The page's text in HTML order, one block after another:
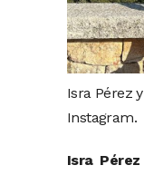
Isra Pérez
Instagram.
Isra Pérez